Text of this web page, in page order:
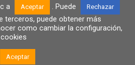
POLÍTICA DE COOKIES
FORMULARIO DE DENUNCIA
ARQUÉ / WEB BY
a
Aceptar . Puede Rechazar
terceros, puede obtener más
como cambiar la configuración,
Aceptar